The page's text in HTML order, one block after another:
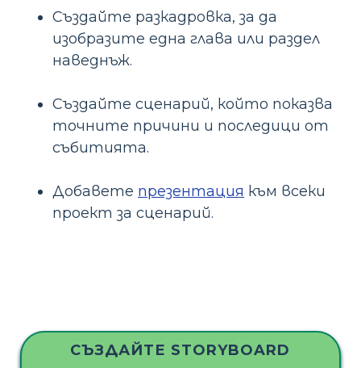
Създайте разкадровка, за да
изобразите една глава или раздел
наведнъж.
Създайте сценарий, който показва
точните причини и последици от
събитията.
Добавете презентация към всеки
проект за сценарий.
СЪЗДАЙТЕ STORYBOARD